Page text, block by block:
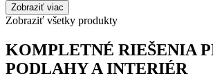
Zobraziť viac
Zobraziť všetky produkty
KOMPLETNÉ RIEŠENIA
PODLAHY A INTERIÉR